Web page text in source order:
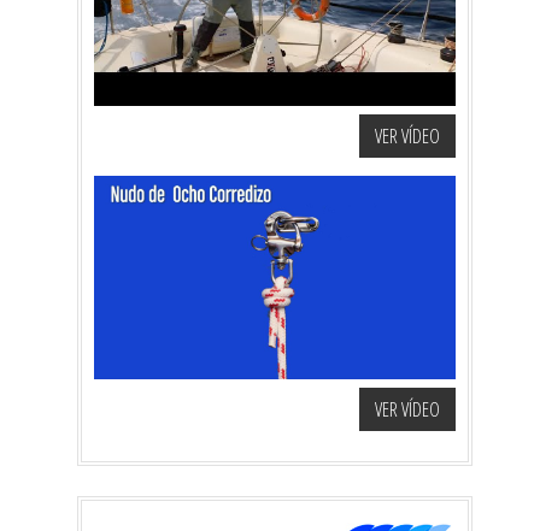
VER VÍDEO
VER VÍDEO